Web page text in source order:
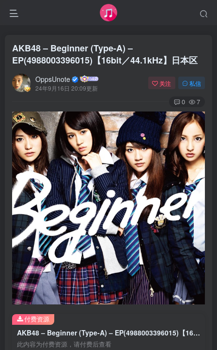
AKB48 – Beginner (Type-A) –
EP(4988003396015)【16bit／44.1kHz】日本区
OppsUnote
24年9月16日 20:09更新
关注 私信
0 7
AKB48 – Beginner (Type-A) – EP(4988003396015)【16bit／44.1kHz】日本区
此内容为付费资源，请付费后查看
付费资源